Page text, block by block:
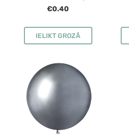
€0.40
IELIKT GROZĀ